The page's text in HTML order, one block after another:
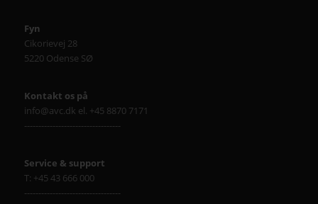
Fyn
Cikorievej 28
5220 Odense SØ
Kontakt os på
info@avc.dk el. +45 8870 7171
----------------------------------
Service & support
T: +45 43 666 000
----------------------------------